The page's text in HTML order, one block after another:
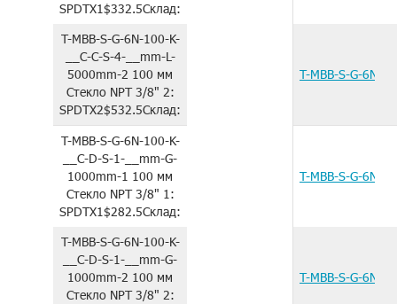
SPDTX1$332.5Склад:
T-MBB-S-G-6N-100-K-
__C-C-S-4-__mm-L-
5000mm-2 100 мм
СтеклоNPT 3/8" 2:
SPDTX2$532.5Склад:
T-MBB-S-G-6N-
T-MBB-S-G-6N-100-K-
__C-D-S-1-__mm-G-
1000mm-1 100 мм
СтеклоNPT 3/8" 1:
SPDTX1$282.5Склад:
T-MBB-S-G-6N-
T-MBB-S-G-6N-100-K-
__C-D-S-1-__mm-G-
1000mm-2 100 мм
СтеклоNPT 3/8" 2:
T-MBB-S-G-6N-